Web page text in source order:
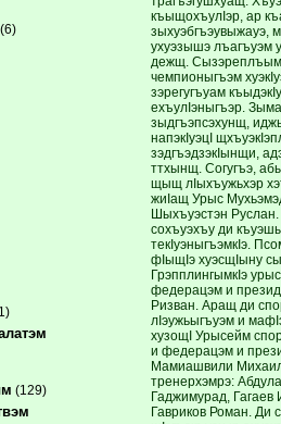
(6)
(129)
къыщохъулIэр, ар
зыхуэбгъэувыжауэ,
ухуэзышэ лъагъуэм
дежщ.
чемпионыгъэм
зэрегугъуам
ехъулIэныгъэр.
зыдгъэпсэхунщ,
напэкIуэцI
зэдгъэдзэкIынщи,
ттхынщ. Согугъэ,
щыщ лIыхъужьхэр
жиIащ Урыс
Шыхъуэстэн
сохъуэхъу ди
текIуэныгъэмкIэ.
фIыщIэ хуэсщIыну
ГрэпплингымкIэ
федерацэм и
Ризван. Аращ ди
лIэужьыгъуэм и
хузощI Урысейм
и федерацэм и
Мамиашвили
тренерхэмрэ:
Гаджимурад, Гагаев
Гавриков Роман. Ди